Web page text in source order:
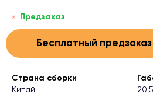
Предзаказ
Бесплатный предзаказ
Страна сборки
Китай